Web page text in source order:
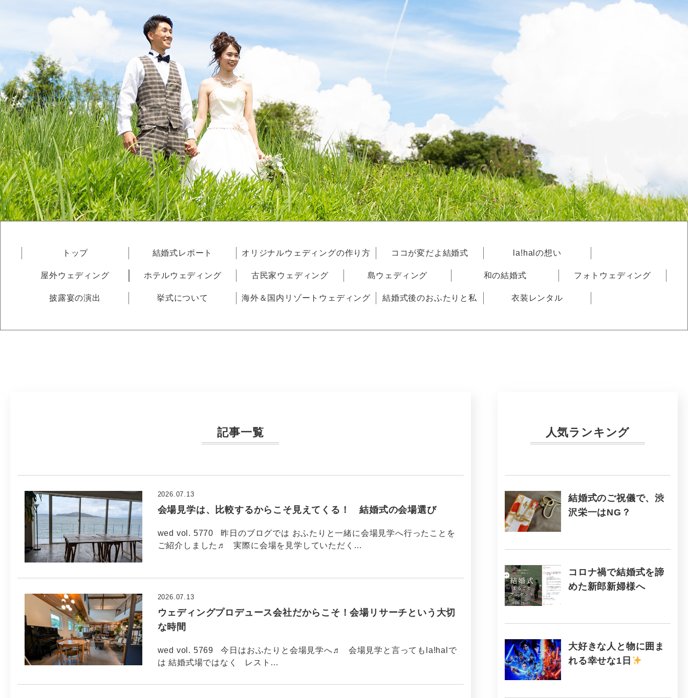
トップ 結婚式レポート オリジナルウェディングの作り方 ココが変だよ結婚式 la!halの想い
屋外ウェディング ホテルウェディング 古民家ウェディング 島ウェディング 和の結婚式 フォトウェディング
披露宴の演出 挙式について 海外＆国内リゾートウェディング 結婚式後のおふたりと私 衣装レンタル
記事一覧
会場見学は、比較するからこそ見えてくる！ 結婚式の会場選び
2026.07.13
wed vol. 5770 昨日のブログでは おふたりと一緒に会場見学へ行ったことを
ご紹介しました♬ 実際に会場を見学していただく…
ウェディングプロデュース会社だからこそ！会場リサーチという大切
な時間
2026.07.13
wed vol. 5769 今日はおふたりと会場見学へ♬ 会場見学と言ってもla!halで
は 結婚式場ではなく レスト…
人気ランキング
結婚式のご祝儀で、渋
沢栄一はNG？
コロナ禍で結婚式を諦
めた新郎新婦様へ
大好きな人と物に囲ま
れる幸せな1日